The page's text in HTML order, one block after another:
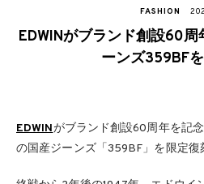
FASHION
EDWINがブランド創設60
ーンズ359BF
EDWINがブランド創設60周年を記
の国産ジーンズ「359BF」を限定復